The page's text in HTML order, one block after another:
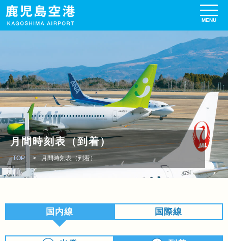
月間時刻表（到着）
TOP 月間時刻表（到着）
国内線 国際線